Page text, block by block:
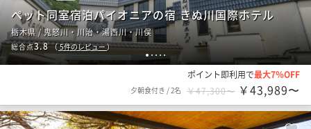
1 2 3 4 5
ペット同室宿泊パイオニアの宿 きぬ川国際ホテル
栃木県 / 鬼怒川・川治・湯西川・川俣
総合点3.8（5件のレビュー）
ポイント即利用で最大7％OFF
夕朝食付き /2名 ￥47,300〜 ￥43,989〜